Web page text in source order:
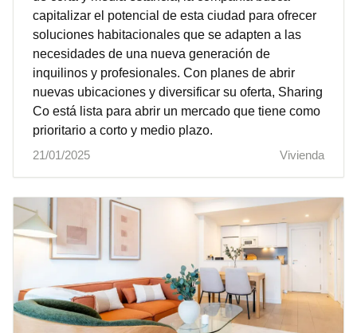
capitalizar el potencial de esta ciudad para ofrecer
soluciones habitacionales que se adapten a las
necesidades de una nueva generación de
inquilinos y profesionales. Con planes de abrir
nuevas ubicaciones y diversificar su oferta, Sharing
Co está lista para abrir un mercado que tiene como
prioritario a corto y medio plazo.
21/01/2025
Vivienda